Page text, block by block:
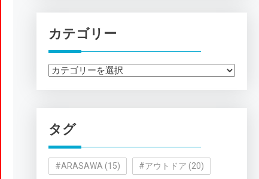
カテゴリー
カ
ー
タグ
#ARASAWA (15) #アウトドア (20)